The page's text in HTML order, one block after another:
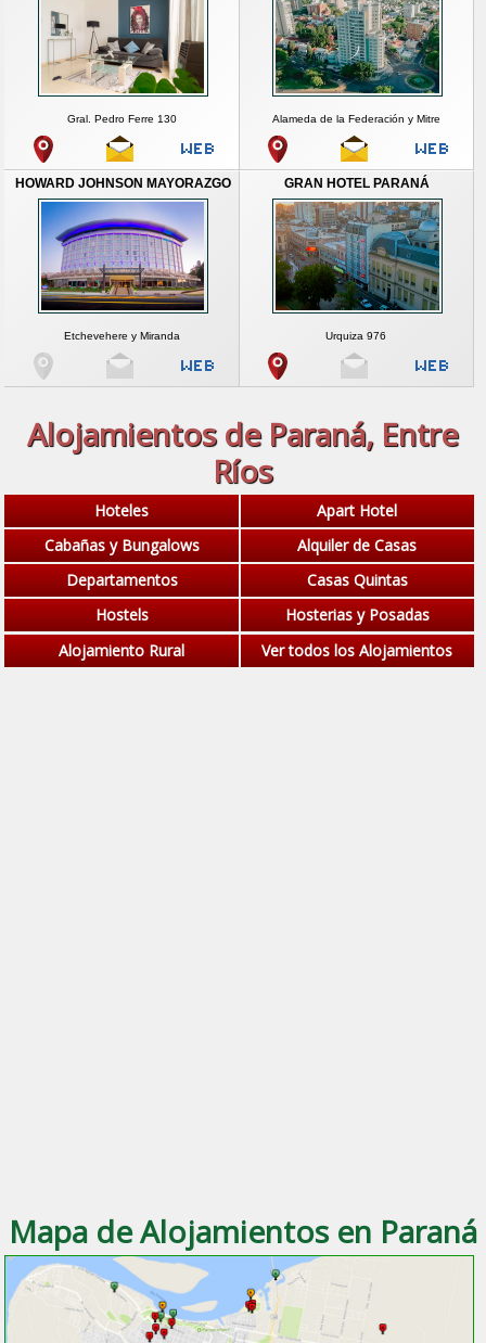
Gral. Pedro Ferre 130 Alameda de la Federación y Mitre
HOWARD JOHNSON MAYORAZGO
Etchevehere y Miranda
GRAN HOTEL PARANÁ
Urquiza 976
Alojamientos de Paraná, Entre
Ríos
Hoteles
Apart Hotel
Cabañas y Bungalows
Alquiler de Casas
Departamentos
Casas Quintas
Hostels
Hosterias y Posadas
Alojamiento Rural
Ver todos los Alojamientos
Mapa de Alojamientos en Paraná